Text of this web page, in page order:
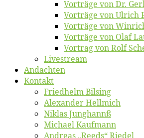
Vor­trä­ge von Dr.
Vor­trä­ge von Ul­rich
Vor­trä­ge von
Vor­trä­ge von Olaf
Vor­trag von Rolf
Live­stream
An­dach­ten
Kon­takt
Fried­helm Bilsing
Alex­an­der Hellmich
Ni­klas Junghannß
Mi­cha­el Kaufmann
An­dre­as „Reeds“ Riedel